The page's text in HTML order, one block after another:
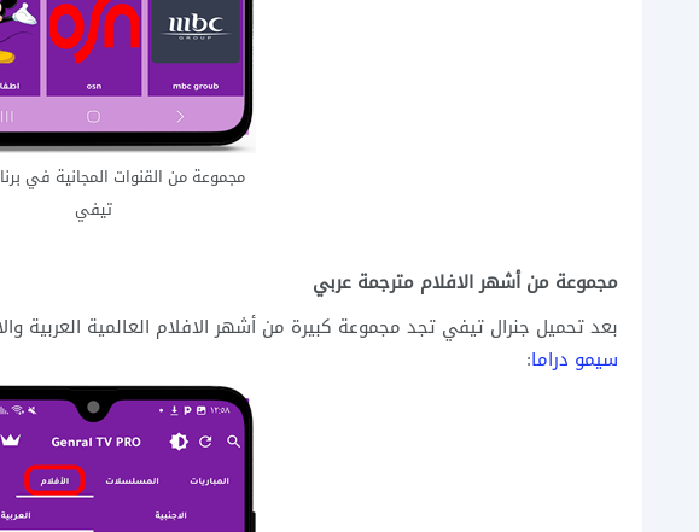
مجموعة من القنوات المجانية في
تيفي
مجموعة من أشهر الافلام مترجمة عربي
بعد تحميل جنرال تيفي تجد مجموعة كبيرة من أشهر الافلام العالمية العربية
سيمو دراما: